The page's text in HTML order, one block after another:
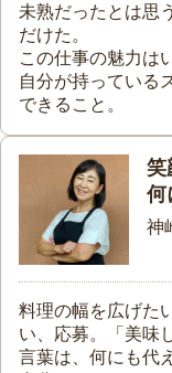
未熟だったとは思
だけた。
この仕事の魅力は
自分が持っている
できること。
笑
何
神
料理の幅を広げた
い、応募。「美味
言葉は、何にも代